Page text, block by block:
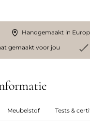
Handgemaakt in
gemaakt voor jou
Meubelstof Tests &